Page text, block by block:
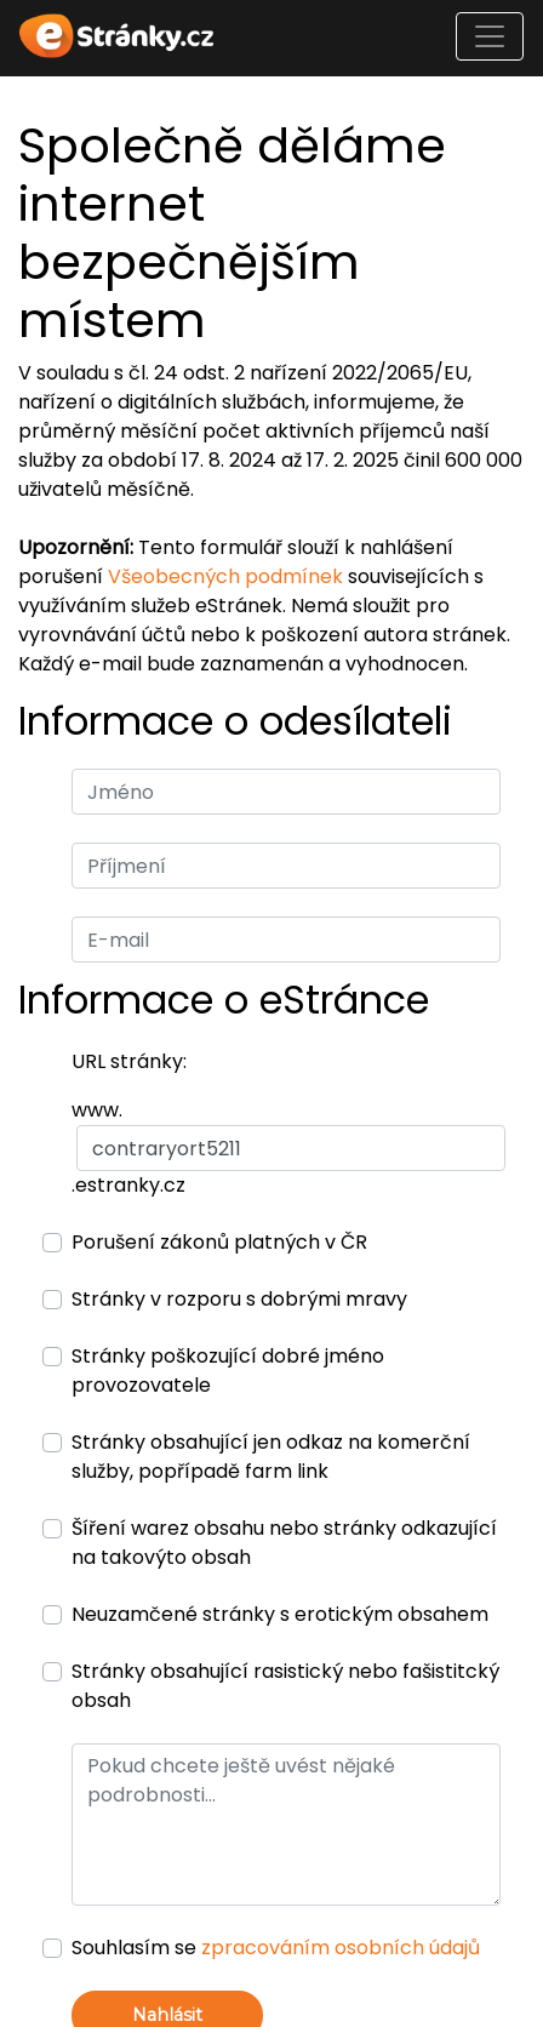
Společně děláme
internet
bezpečnějším
místem
V souladu s čl. 24 odst. 2 nařízení 2022/2065/EU,
nařízení o digitálních službách, informujeme, že
průměrný měsíční počet aktivních příjemců naší
služby za období 17. 8. 2024 až 17. 2. 2025 činil 600 000
uživatelů měsíčně.
Upozornění: Tento formulář slouží k nahlášení
porušeníVšeobecných podmíneksouvisejících s
využíváním služeb eStránek. Nemá sloužit pro
vyrovnávání účtů nebo k poškození autora stránek.
Každý e-mail bude zaznamenán a vyhodnocen.
Informace o odesílateli
Informace o eStránce
URL stránky:
www.
.estranky.cz
Porušení zákonů platných v ČR
Stránky v rozporu s dobrými mravy
Stránky poškozující dobré jméno
provozovatele
Stránky obsahující jen odkaz na komerční
služby, popřípadě farm link
Šíření warez obsahu nebo stránky odkazující
na takovýto obsah
Neuzamčené stránky s erotickým obsahem
Stránky obsahující rasistický nebo fašistitcký
obsah
Souhlasím se zpracováním osobních údajů
Nahlásit